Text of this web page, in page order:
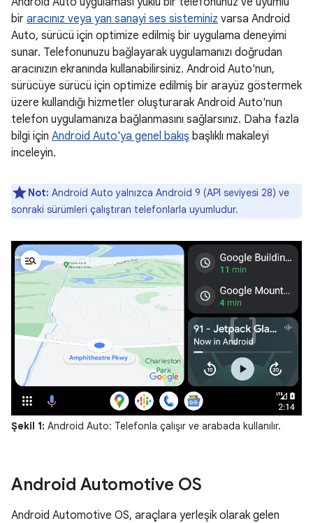
bir aracınız veya yan sanayi ses sisteminiz varsa Android
Auto, sürücü için optimize edilmiş bir uygulama deneyimi
sunar. Telefonunuzu bağlayarak uygulamanızı doğrudan
aracınızın ekranında kullanabilirsiniz. Android Auto'nun,
sürücüye sürücü için optimize edilmiş bir arayüz göstermek
üzere kullandığı hizmetler oluşturarak Android Auto'nun
telefon uygulamanıza bağlanmasını sağlarsınız. Daha fazla
bilgi için Android Auto'ya genel bakış başlıklı makaleyi
inceleyin.
Not: Android Auto yalnızca Android 9 (API seviyesi 28) ve
sonraki sürümleri çalıştıran telefonlarla uyumludur.
Şekil 1: Android Auto: Telefonla çalışır ve arabada kullanılır.
Android Automotive OS
Android Automotive OS, araçlara yerleşik olarak gelen